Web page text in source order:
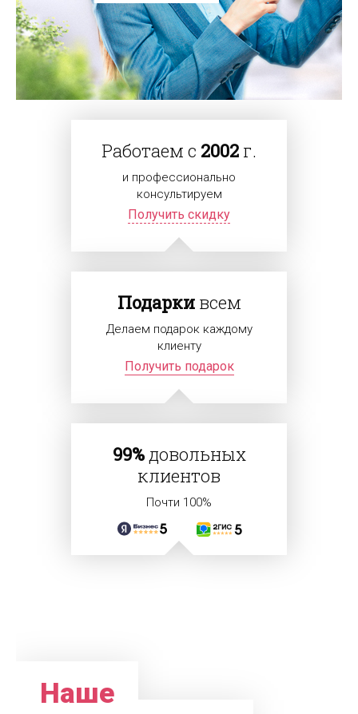
Работаем с 2002 г.
и профессионально
консультируем
Получить скидку
Подаркивсем
Делаем подарок каждому
клиенту
Получить подарок
99%довольных
клиентов
Почти 100%
Наше